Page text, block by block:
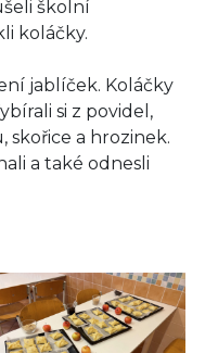
školní
koláčky.
jablíček. Koláčky
si z povidel,
skořice a hrozinek.
a také odnesli